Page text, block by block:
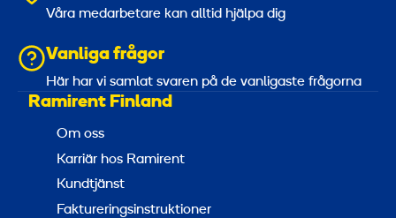
Våra medarbetare kan alltid hjälpa dig
Vanliga frågor
Här har vi samlat svaren på de vanligaste frågorna
Ramirent Finland
Om oss
Karriär hos Ramirent
Kundtjänst
Faktureringsinstruktioner